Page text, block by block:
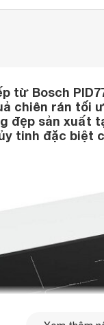
từ Bosch
chiên rán tối
đẹp sản xuất
tinh đặc biệt